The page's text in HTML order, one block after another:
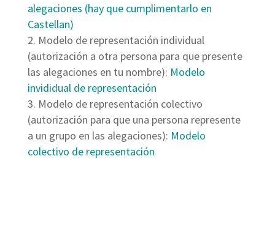
alegaciones (hay que cumplimentarlo en
Castellan)
Modelo de representación individual
(autorización a otra persona para que presente
las alegaciones en tu nombre): Modelo
invididual de representación
Modelo de representación colectivo
(autorización para que una persona represente
a un grupo en las alegaciones): Modelo
colectivo de representación